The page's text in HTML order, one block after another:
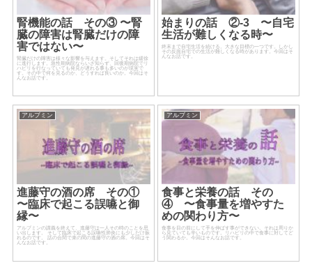
腎機能の話 その③ 〜腎
臓の障害は腎臓だけの障
害ではない〜
腎臓だけの障害は様々な影響を与えます。そしてそれは緩徐
に進行します。急性期病院ならいざ知らず、回復期病院でリ
ハビリを行なっていても発見が遅れる事も多いのが現実で
す。その中で何を見るのか、どうすれば良いのか。今回はそ
んなお話です。
始まりの話 ②-3 〜自宅
生活が難しくなる時〜
終末まで自宅生活を続ける。大きな目標の一つです。しかし
その反面自宅での生活が難しくなる時があります。今回はそ
んなお話です。
アルブミン
進藤守の酒の席 その①
〜臨床で起こる誤嚥と御
縁〜
アルブミンの講義を終えて、進藤守は一人その時のことを思
い出します。 そして臨床で起こる誤嚥性肺炎にも少しだけ振
れるのです。 話の合間で束の間の進藤守の酒の席。今回はそ
んなお話です。
アルブミン
食事と栄養の話 その
④ 〜食事量を増やすた
めの関わり方〜
食事を目の前にして手を伸ばす事ができない。それは周りか
ら見ていても辛いものです。リハビリの中で食事に対してど
う関わるか。今回はそんなお話です。